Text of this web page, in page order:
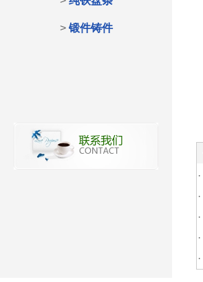
> 锻件铸件
·
·
·
·
·